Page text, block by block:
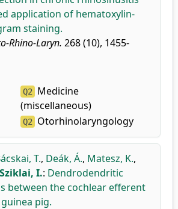
application of hematoxylin-
staining.
Rhino-Laryn. 268 (10), 1455-
Q2 Medicine
(miscellaneous)
Q2 Otorhinolaryngology
T., Deák, Á., Matesz, K.,
Sziklai, I.: Dendrodendritic
between the cochlear efferent
pig.